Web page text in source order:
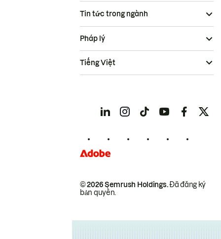
Tin tức trong ngành
© 2026 Semrush Holdings.Đã đăng ký
bản quyền.
Pháp lý
Tiếng Việt